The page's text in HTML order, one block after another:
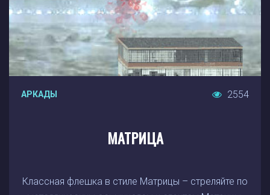
АРКАДЫ 2554
МАТРИЦА
Классная флешка в стиле Матрицы – стреляйте по